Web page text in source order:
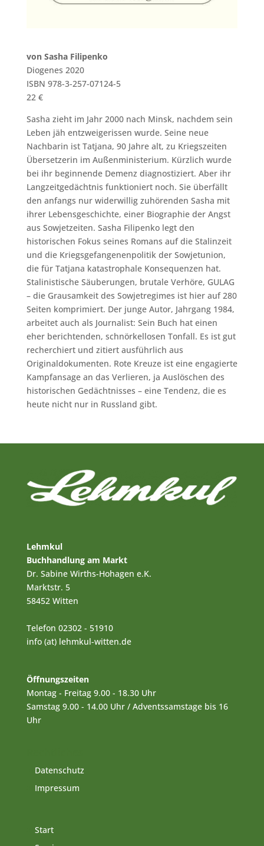
von Sasha Filipenko
Diogenes 2020
ISBN 978-3-257-07124-5
22 €
Sasha zieht im Jahr 2000 nach Minsk, nachdem sein
Leben jäh entzweigerissen wurde. Seine neue
Nachbarin ist Tatjana, 90 Jahre alt, zu Kriegszeiten
Übersetzerin im Außenministerium. Kürzlich wurde
bei ihr beginnende Demenz diagnostiziert. Aber ihr
Langzeitgedächtnis funktioniert noch. Sie überfällt
den anfangs nur widerwillig zuhörenden Sasha mit
ihrer Lebensgeschichte, einer Biographie der Angst
aus Sowjetzeiten. Sasha Filipenko legt den
historischen Fokus seines Romans auf die Stalinzeit
und die Kriegsgefangenenpolitik der Sowjetunion,
die für Tatjana katastrophale Konsequenzen hat.
Stalinistische Säuberungen, brutale Verhöre, GULAG
– die Grausamkeit des Sowjetregimes ist hier auf 280
Seiten komprimiert. Der junge Autor, Jahrgang 1984,
arbeitet auch als Journalist: Sein Buch hat einen
eher berichtenden, schnörkellosen Tonfall. Es ist gut
recherchiert und zitiert ausführlich aus
Originaldokumenten. Rote Kreuze ist eine engagierte
Kampfansage an das Verlieren, ja Auslöschen des
historischen Gedächtnisses – eine Tendenz, die es
heute nicht nur in Russland gibt.
Lehmkul
Buchhandlung am Markt
Dr. Sabine Wirths-Hohagen e.K.
Marktstr. 5
58452 Witten
Telefon 02302 - 51910
info (at) lehmkul-witten.de
Öffnungszeiten
Montag - Freitag 9.00 - 18.30 Uhr
Samstag 9.00 - 14.00 Uhr / Adventssamstage bis 16
Uhr
Datenschutz
Impressum
Start